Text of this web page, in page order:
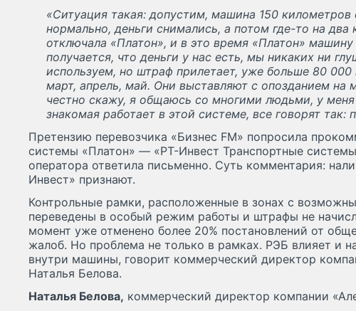
«Ситуация такая: допустим, машина 150 километров
нормально, деньги снимались, а потом где-то на
отключала «Платон», и в это время «Платон» машину
получается, что деньги у нас есть, мы никаких ни
используем, но штраф прилетает, уже больше 80 000
март, апрель, май. Они выставляют с опозданием на
честно скажу, я общаюсь со многими людьми, у
знакомая работает в этой системе, все говорят так:
Претензию перевозчика «Бизнес FM» попросила
системы «Платон» — «РТ-Инвест Транспортные
оператора ответила письменно. Суть комментария:
Инвест» признают.
Контрольные рамки, расположенные в зонах с
переведены в особый режим работы и штрафы не
момент уже отменено более 20% постановлений от
жалоб. Но проблема не только в рамках. РЭБ влияет и
внутри машины, говорит коммерческий директор
Наталья Белова.
Наталья Белова, коммерческий директор компании